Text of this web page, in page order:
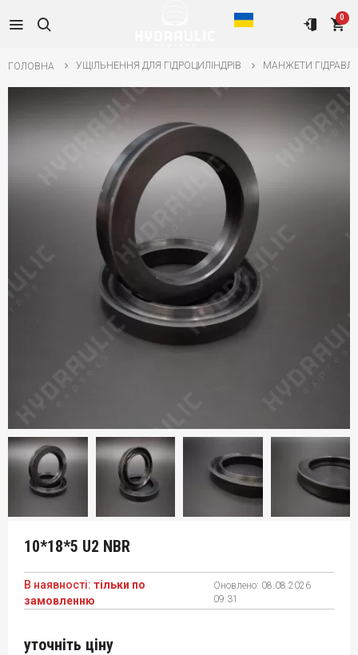
0
ГОЛОВНА УЩІЛЬНЕННЯ ДЛЯ ГІДРОЦИЛІНДРІВ МАНЖЕТИ
10*18*5 U2 NBR
В наявності: тільки по
замовленню
Оновлено: 08.08.2026
09:31
уточніть ціну